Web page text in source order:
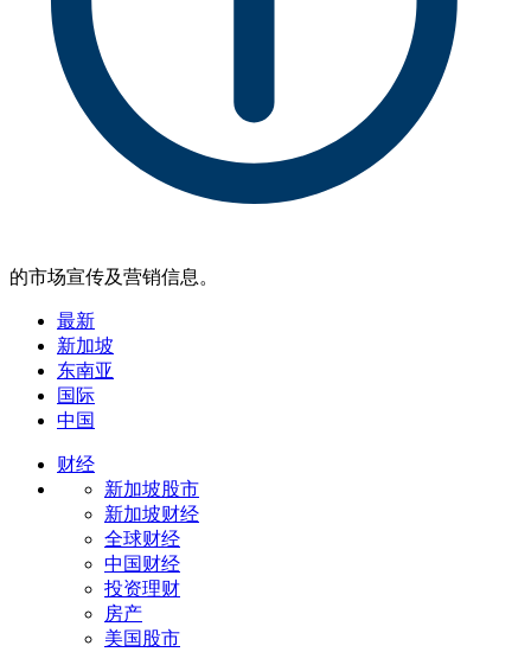
的市场宣传及营销信息。
最新
新加坡
东南亚
国际
中国
财经
新加坡股市
新加坡财经
全球财经
中国财经
投资理财
房产
美国股市